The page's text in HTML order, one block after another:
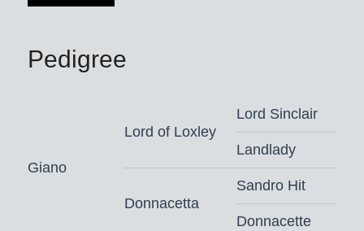
Pedigree
Giano
Lord of Loxley
Lord Sinclair
Landlady
Donnacetta
Sandro Hit
Donnacette